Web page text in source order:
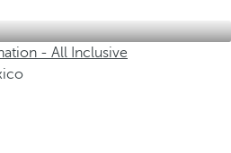
- All Inclusive